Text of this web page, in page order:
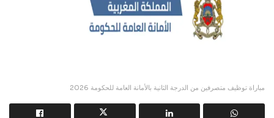
مباراة توظيف متصرفين من الدرجة الثانية بالأمانة العامة للحكومة 2026